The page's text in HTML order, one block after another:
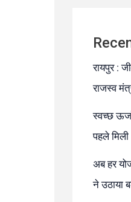
रायपुर :
राजस्व
स्वच्छ
पहले
अब हर
ने उठाया